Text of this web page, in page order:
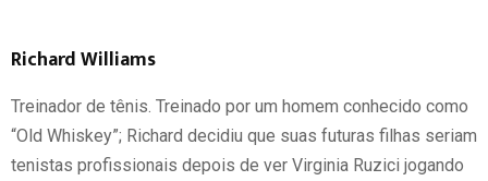
Richard Williams
Treinador de tênis. Treinado por um homem conhecido como
“Old Whiskey”; Richard decidiu que suas futuras filhas seriam
tenistas profissionais depois de ver Virginia Ruzici jogando